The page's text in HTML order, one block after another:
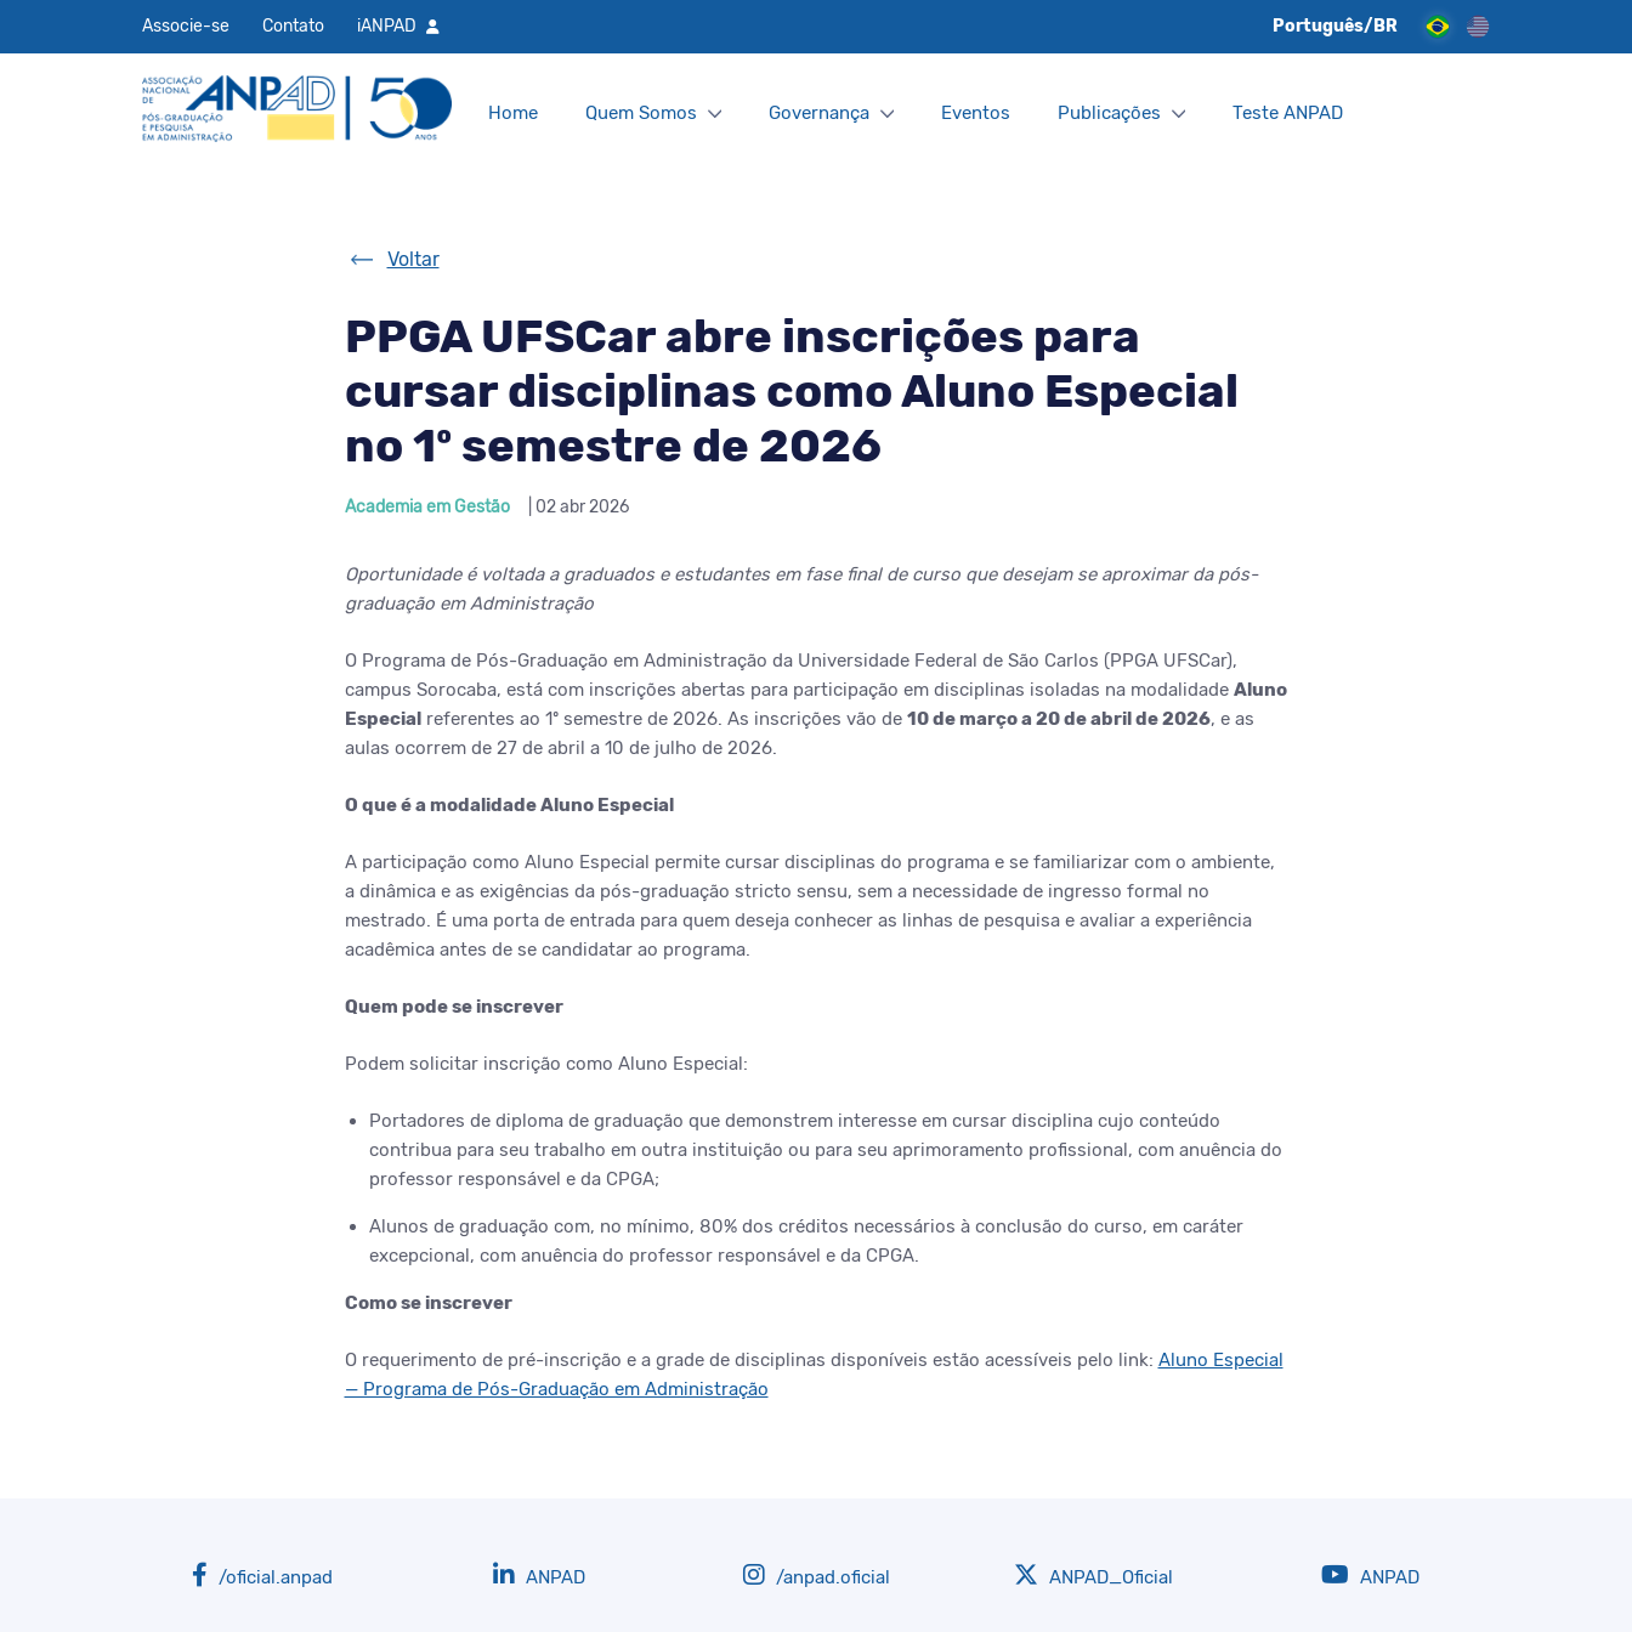
Associe-se Contato iANPAD Português/BR
Home Quem Somos Governança Eventos Publicações Teste ANPAD
Voltar
PPGA UFSCar abre inscrições para
cursar disciplinas como Aluno Especial
no 1º semestre de 2026
Academia em Gestão | 02 abr 2026
Oportunidade é voltada a graduados e estudantes em fase final de curso que desejam se aproximar da pós-
graduação em Administração
O Programa de Pós-Graduação em Administração da Universidade Federal de São Carlos (PPGA UFSCar),
campus Sorocaba, está com inscrições abertas para participação em disciplinas isoladas na modalidade Aluno
Especialreferentes ao 1º semestre de 2026. As inscrições vão de 10 de março a 20 de abril de 2026, e as
aulas ocorrem de 27 de abril a 10 de julho de 2026.
O que é a modalidade Aluno Especial
A participação como Aluno Especial permite cursar disciplinas do programa e se familiarizar com o ambiente,
a dinâmica e as exigências da pós-graduação stricto sensu, sem a necessidade de ingresso formal no
mestrado. É uma porta de entrada para quem deseja conhecer as linhas de pesquisa e avaliar a experiência
acadêmica antes de se candidatar ao programa.
Quem pode se inscrever
Podem solicitar inscrição como Aluno Especial:
Portadores de diploma de graduação que demonstrem interesse em cursar disciplina cujo conteúdo
contribua para seu trabalho em outra instituição ou para seu aprimoramento profissional, com anuência do
professor responsável e da CPGA;
Alunos de graduação com, no mínimo, 80% dos créditos necessários à conclusão do curso, em caráter
excepcional, com anuência do professor responsável e da CPGA.
Como se inscrever
O requerimento de pré-inscrição e a grade de disciplinas disponíveis estão acessíveis pelo link: Aluno Especial
— Programa de Pós-Graduação em Administração
/oficial.anpad ANPAD /anpad.oficial ANPAD_Oficial ANPAD